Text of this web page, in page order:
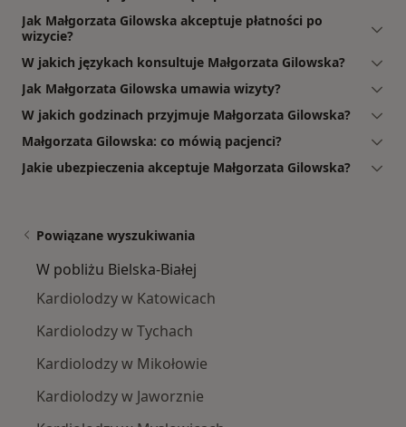
Jak Małgorzata Gilowska akceptuje płatności po
wizycie?
W jakich językach konsultuje Małgorzata Gilowska?
Jak Małgorzata Gilowska umawia wizyty?
W jakich godzinach przyjmuje Małgorzata Gilowska?
Małgorzata Gilowska: co mówią pacjenci?
Jakie ubezpieczenia akceptuje Małgorzata Gilowska?
Powiązane wyszukiwania
W pobliżu Bielska-Białej
Kardiolodzy w Katowicach
Kardiolodzy w Tychach
Kardiolodzy w Mikołowie
Kardiolodzy w Jaworznie